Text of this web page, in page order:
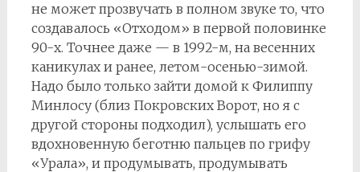
не может прозвучать в полном звуке то, что
создавалось «Отходом» в первой половинке
90-х. Точнее даже — в 1992-м, на весенних
каникулах и ранее, летом-осенью-зимой.
Надо было только зайти домой к Филиппу
Минлосу (близ Покровских Ворот, но я с
другой стороны подходил), услышать его
вдохновенную беготню пальцев по грифу
«Урала», и продумывать, продумывать